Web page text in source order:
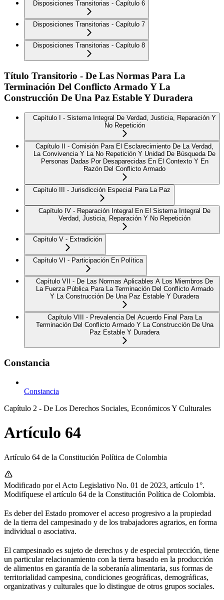
Disposiciones Transitorias - Capítulo 6
Disposiciones Transitorias - Capítulo 7
Disposiciones Transitorias - Capítulo 8
Título Transitorio - De Las Normas Para La
Terminación Del Conflicto Armado Y La
Construcción De Una Paz Estable Y Duradera
Capítulo I - Sistema Integral De Verdad, Justicia, Reparación Y
No Repetición
Capítulo II - Comisión Para El Esclarecimiento De La Verdad,
La Convivencia Y La No Repetición Y Unidad De Búsqueda De
Personas Dadas Por Desaparecidas En El Contexto Y En
Razón Del Conflicto Armado
Capítulo III - Jurisdicción Especial Para La Paz
Capítulo IV - Reparación Integral En El Sistema Integral De
Verdad, Justicia, Reparación Y No Repetición
Capítulo V - Extradición
Capítulo VI - Participación En Política
Capítulo VII - De Las Normas Aplicables A Los Miembros De
La Fuerza Pública Para La Terminación Del Conflicto Armado
Y La Construcción De Una Paz Estable Y Duradera
Capítulo VIII - Prevalencia Del Acuerdo Final Para La
Terminación Del Conflicto Armado Y La Construcción De Una
Paz Estable Y Duradera
Constancia
Constancia
Capítulo 2 - De Los Derechos Sociales, Económicos Y Culturales
Artículo 64
Artículo 64 de la Constitución Política de Colombia
Modificado por el Acto Legislativo No. 01 de 2023, artículo 1°.
Modifíquese el artículo 64 de la Constitución Política de Colombia.
Es deber del Estado promover el acceso progresivo a la propiedad
de la tierra del campesinado y de los trabajadores agrarios, en forma
individual o asociativa.
El campesinado es sujeto de derechos y de especial protección, tiene
un particular relacionamiento con la tierra basado en la producción
de alimentos en garantía de la soberanía alimentaria, sus formas de
territorialidad campesina, condiciones geográficas, demográficas,
organizativas y culturales que lo distingue de otros grupos sociales.